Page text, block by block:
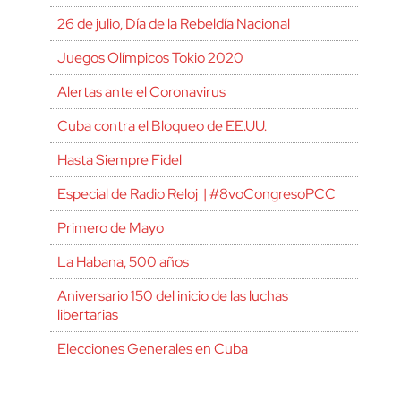
26 de julio, Día de la Rebeldía Nacional
Juegos Olímpicos Tokio 2020
Alertas ante el Coronavirus
Cuba contra el Bloqueo de EE.UU.
Hasta Siempre Fidel
Especial de Radio Reloj | #8voCongresoPCC
Primero de Mayo
La Habana, 500 años
Aniversario 150 del inicio de las luchas
libertarias
Elecciones Generales en Cuba